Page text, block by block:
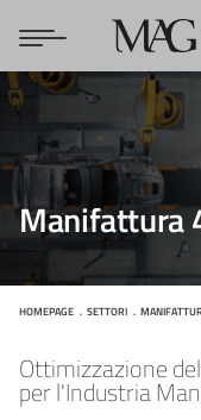
Manifattura
HOMEPAGE SETTORI
Manifatturiero
Ottimizzazione
per l'Industria